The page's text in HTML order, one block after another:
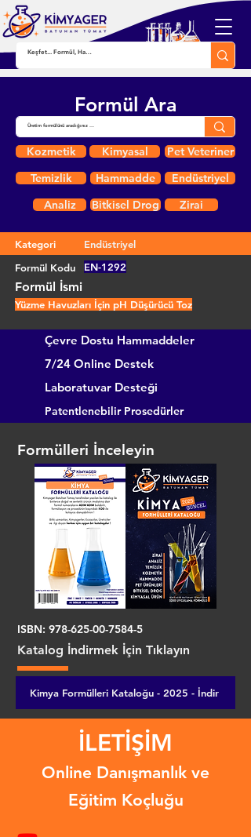
Formül Ara
Kozmetik Kimyasal
Pet Veteriner
Temizlik
Hammadde
Endüstriyel
Analiz
Bitkisel Drog Zirai
Kategori
Endüstriyel
Formül Kodu
EN-1292
Formül İsmi
Yüzme Havuzları İçin pH Düşürücü Toz
Çevre Dostu Hammaddeler
7/24 Online Destek
Laboratuvar Desteği
Patentlenebilir Prosedürler
Formülleri İnceleyin
ISBN: 978-625-00-7584-5
Katalog İndirmek İçin Tıklayın
Kimya Formülleri Kataloğu - 2025 - İndir
İLETİŞİM
Online Danışmanlık ve
Eğitim Koçluğu